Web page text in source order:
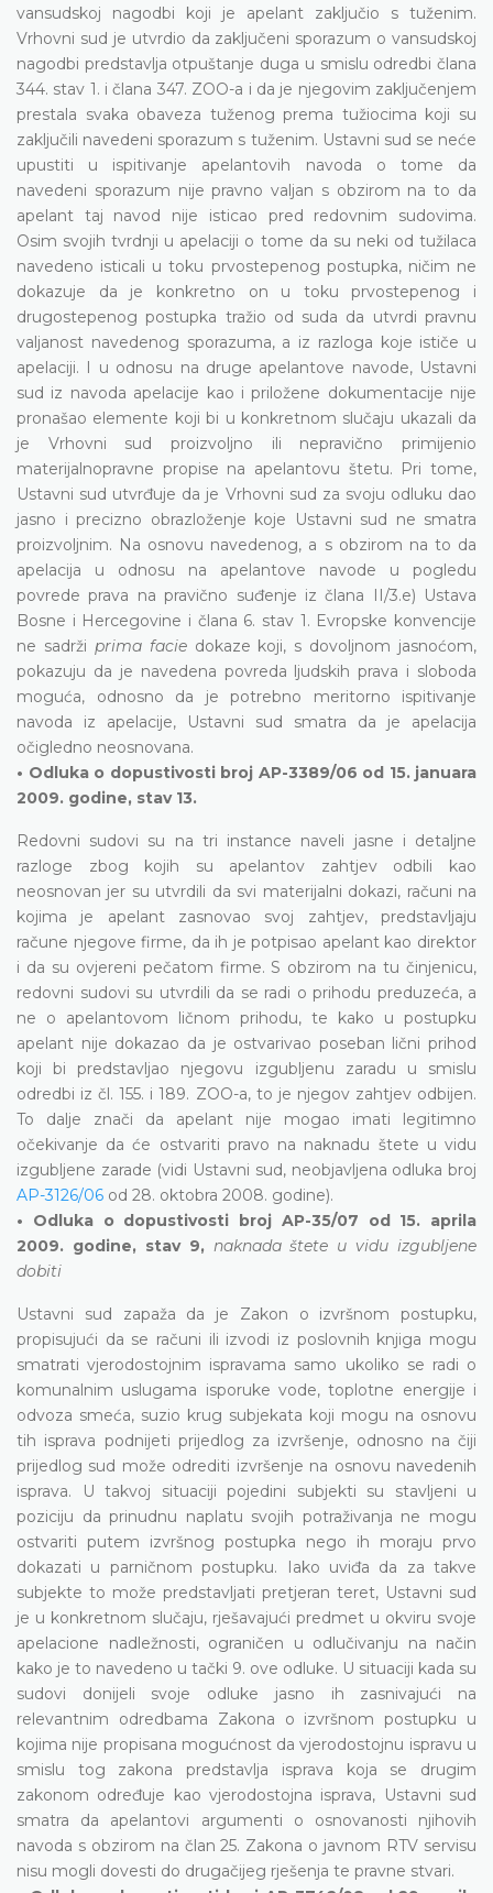
vansudskoj nagodbi koji je apelant zaključio s tuženim.
Vrhovni sud je utvrdio da zaključeni sporazum o vansudskoj
nagodbi predstavlja otpuštanje duga u smislu odredbi člana
344. stav 1. i člana 347. ZOO-a i da je njegovim zaključenjem
prestala svaka obaveza tuženog prema tužiocima koji su
zaključili navedeni sporazum s tuženim. Ustavni sud se neće
upustiti u ispitivanje apelantovih navoda o tome da
navedeni sporazum nije pravno valjan s obzirom na to da
apelant taj navod nije isticao pred redovnim sudovima.
Osim svojih tvrdnji u apelaciji o tome da su neki od tužilaca
navedeno isticali u toku prvostepenog postupka, ničim ne
dokazuje da je konkretno on u toku prvostepenog i
drugostepenog postupka tražio od suda da utvrdi pravnu
valjanost navedenog sporazuma, a iz razloga koje ističe u
apelaciji. I u odnosu na druge apelantove navode, Ustavni
sud iz navoda apelacije kao i priložene dokumentacije nije
pronašao elemente koji bi u konkretnom slučaju ukazali da
je Vrhovni sud proizvoljno ili nepravično primijenio
materijalnopravne propise na apelantovu štetu. Pri tome,
Ustavni sud utvrđuje da je Vrhovni sud za svoju odluku dao
jasno i precizno obrazloženje koje Ustavni sud ne smatra
proizvoljnim. Na osnovu navedenog, a s obzirom na to da
apelacija u odnosu na apelantove navode u pogledu
povrede prava na pravično suđenje iz člana II/3.e) Ustava
Bosne i Hercegovine i člana 6. stav 1. Evropske konvencije
ne sadrži prima faciedokaze koji, s dovoljnom jasnoćom,
pokazuju da je navedena povreda ljudskih prava i sloboda
moguća, odnosno da je potrebno meritorno ispitivanje
navoda iz apelacije, Ustavni sud smatra da je apelacija
očigledno neosnovana.
• Odluka o dopustivosti broj AP-3389/06 od 15. januara
2009. godine, stav 13.
Redovni sudovi su na tri instance naveli jasne i detaljne
razloge zbog kojih su apelantov zahtjev odbili kao
neosnovan jer su utvrdili da svi materijalni dokazi, računi na
kojima je apelant zasnovao svoj zahtjev, predstavljaju
račune njegove firme, da ih je potpisao apelant kao direktor
i da su ovjereni pečatom firme. S obzirom na tu činjenicu,
redovni sudovi su utvrdili da se radi o prihodu preduzeća, a
ne o apelantovom ličnom prihodu, te kako u postupku
apelant nije dokazao da je ostvarivao poseban lični prihod
koji bi predstavljao njegovu izgubljenu zaradu u smislu
odredbi iz čl. 155. i 189. ZOO-a, to je njegov zahtjev odbijen.
To dalje znači da apelant nije mogao imati legitimno
očekivanje da će ostvariti pravo na naknadu štete u vidu
izgubljene zarade (vidi Ustavni sud, neobjavljena odluka broj
AP-3126/06 od 28. oktobra 2008. godine).
• Odluka o dopustivosti broj AP-35/07 od 15. aprila
2009. godine, stav 9, naknada štete u vidu izgubljene
dobiti
Ustavni sud zapaža da je Zakon o izvršnom postupku,
propisujući da se računi ili izvodi iz poslovnih knjiga mogu
smatrati vjerodostojnim ispravama samo ukoliko se radi o
komunalnim uslugama isporuke vode, toplotne energije i
odvoza smeća, suzio krug subjekata koji mogu na osnovu
tih isprava podnijeti prijedlog za izvršenje, odnosno na čiji
prijedlog sud može odrediti izvršenje na osnovu navedenih
isprava. U takvoj situaciji pojedini subjekti su stavljeni u
poziciju da prinudnu naplatu svojih potraživanja ne mogu
ostvariti putem izvršnog postupka nego ih moraju prvo
dokazati u parničnom postupku. Iako uviđa da za takve
subjekte to može predstavljati pretjeran teret, Ustavni sud
je u konkretnom slučaju, rješavajući predmet u okviru svoje
apelacione nadležnosti, ograničen u odlučivanju na način
kako je to navedeno u tački 9. ove odluke. U situaciji kada su
sudovi donijeli svoje odluke jasno ih zasnivajući na
relevantnim odredbama Zakona o izvršnom postupku u
kojima nije propisana mogućnost da vjerodostojnu ispravu u
smislu tog zakona predstavlja isprava koja se drugim
zakonom određuje kao vjerodostojna isprava, Ustavni sud
smatra da apelantovi argumenti o osnovanosti njihovih
navoda s obzirom na član 25. Zakona o javnom RTV servisu
nisu mogli dovesti do drugačijeg rješenja te pravne stvari.